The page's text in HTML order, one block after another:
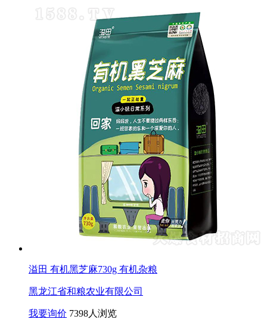
溢田 有机黑芝麻730g 有机杂粮
黑龙江省和粮农业有限公司
我要询价 7398人浏览